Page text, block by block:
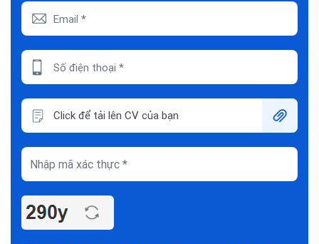
Click để tải lên CV của bạn